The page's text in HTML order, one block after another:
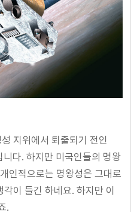
지위에서 퇴출되기 전인
다. 하지만 미국인들의 명왕
인적으로는 명왕성은 그대로
이 들긴 하네요. 하지만 이
.